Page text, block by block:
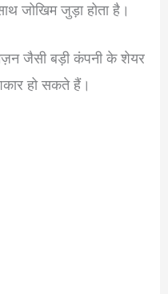
जोखिम जुड़ा होता है।
जैसी बड़ी कंपनी के शेयर
हो सकते हैं।